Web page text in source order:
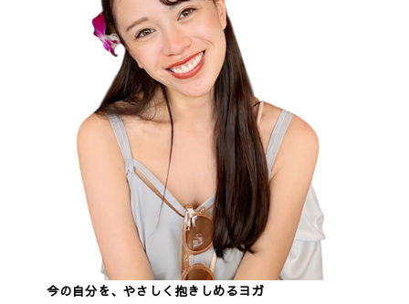
今の自分を、やさしく抱きしめるヨガ